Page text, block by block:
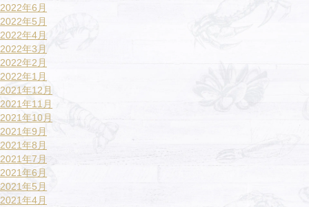
2022年6月
2022年5月
2022年4月
2022年3月
2022年2月
2022年1月
2021年12月
2021年11月
2021年10月
2021年9月
2021年8月
2021年7月
2021年6月
2021年5月
2021年4月